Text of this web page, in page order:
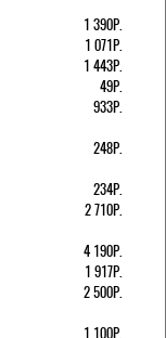
1 390Р.
1 071Р.
1 443Р.
49Р.
933Р.
248Р.
234Р.
2 710Р.
4 190Р.
1 917Р.
2 500Р.
1 100Р.